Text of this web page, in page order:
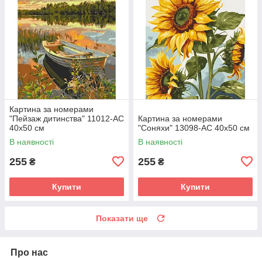
Картина за номерами
"Пейзаж дитинства" 11012-AC
40х50 см
В наявності
255 ₴
Купити
Картина за номерами
"Соняхи" 13098-AC 40х50 см
В наявності
255 ₴
Купити
Показати ще
Про нас